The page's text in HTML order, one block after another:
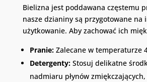
Bielizna jest poddawana częstemu
nasze dzianiny są przygotowane na
użytkowanie. Aby zachować ich
Pranie:Zalecane w temperaturze
Detergenty:Stosuj delikatne
nadmiaru płynów